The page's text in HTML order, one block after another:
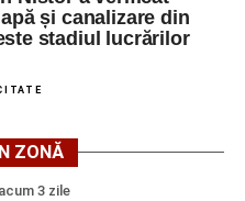
completă a locurilor de
Săsciori la data de 4
NR.
NR.
și canalizare din
stadiul lucrărilor
ZONĂ
acum 3 zile